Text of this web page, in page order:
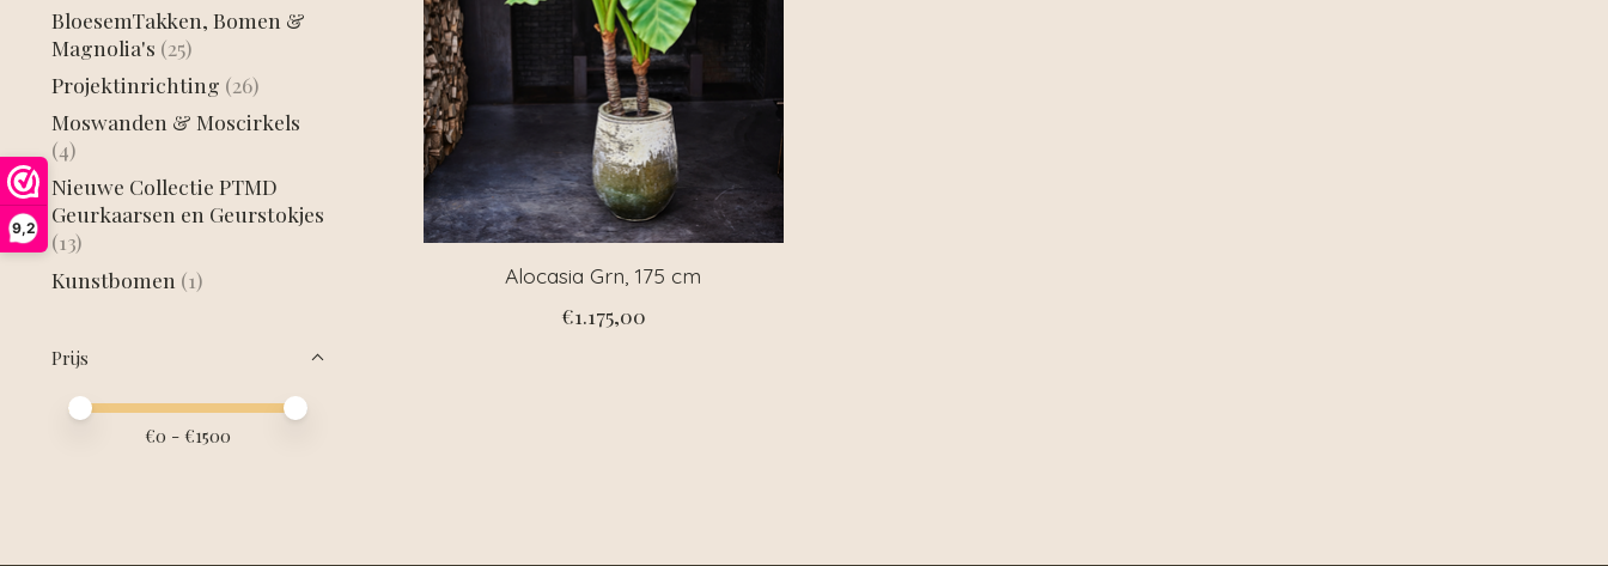
9,2
BloesemTakken, Bomen &
Magnolia's (25)
Projektinrichting (26)
Moswanden & Moscirkels
(4)
Nieuwe Collectie PTMD
Geurkaarsen en Geurstokjes
(13)
Kunstbomen (1)
Prijs
Minimale prijswaarde
Price maximum value
€0 - €1500
Alocasia Grn, 175 cm
€1.175,00